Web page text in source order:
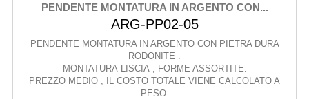
PENDENTE MONTATURA IN ARGENTO CON...
ARG-PP02-05
PENDENTE MONTATURA IN ARGENTO CON PIETRA DURA
RODONITE .
MONTATURA LISCIA , FORME ASSORTITE.
PREZZO MEDIO , IL COSTO TOTALE VIENE CALCOLATO A
PESO.